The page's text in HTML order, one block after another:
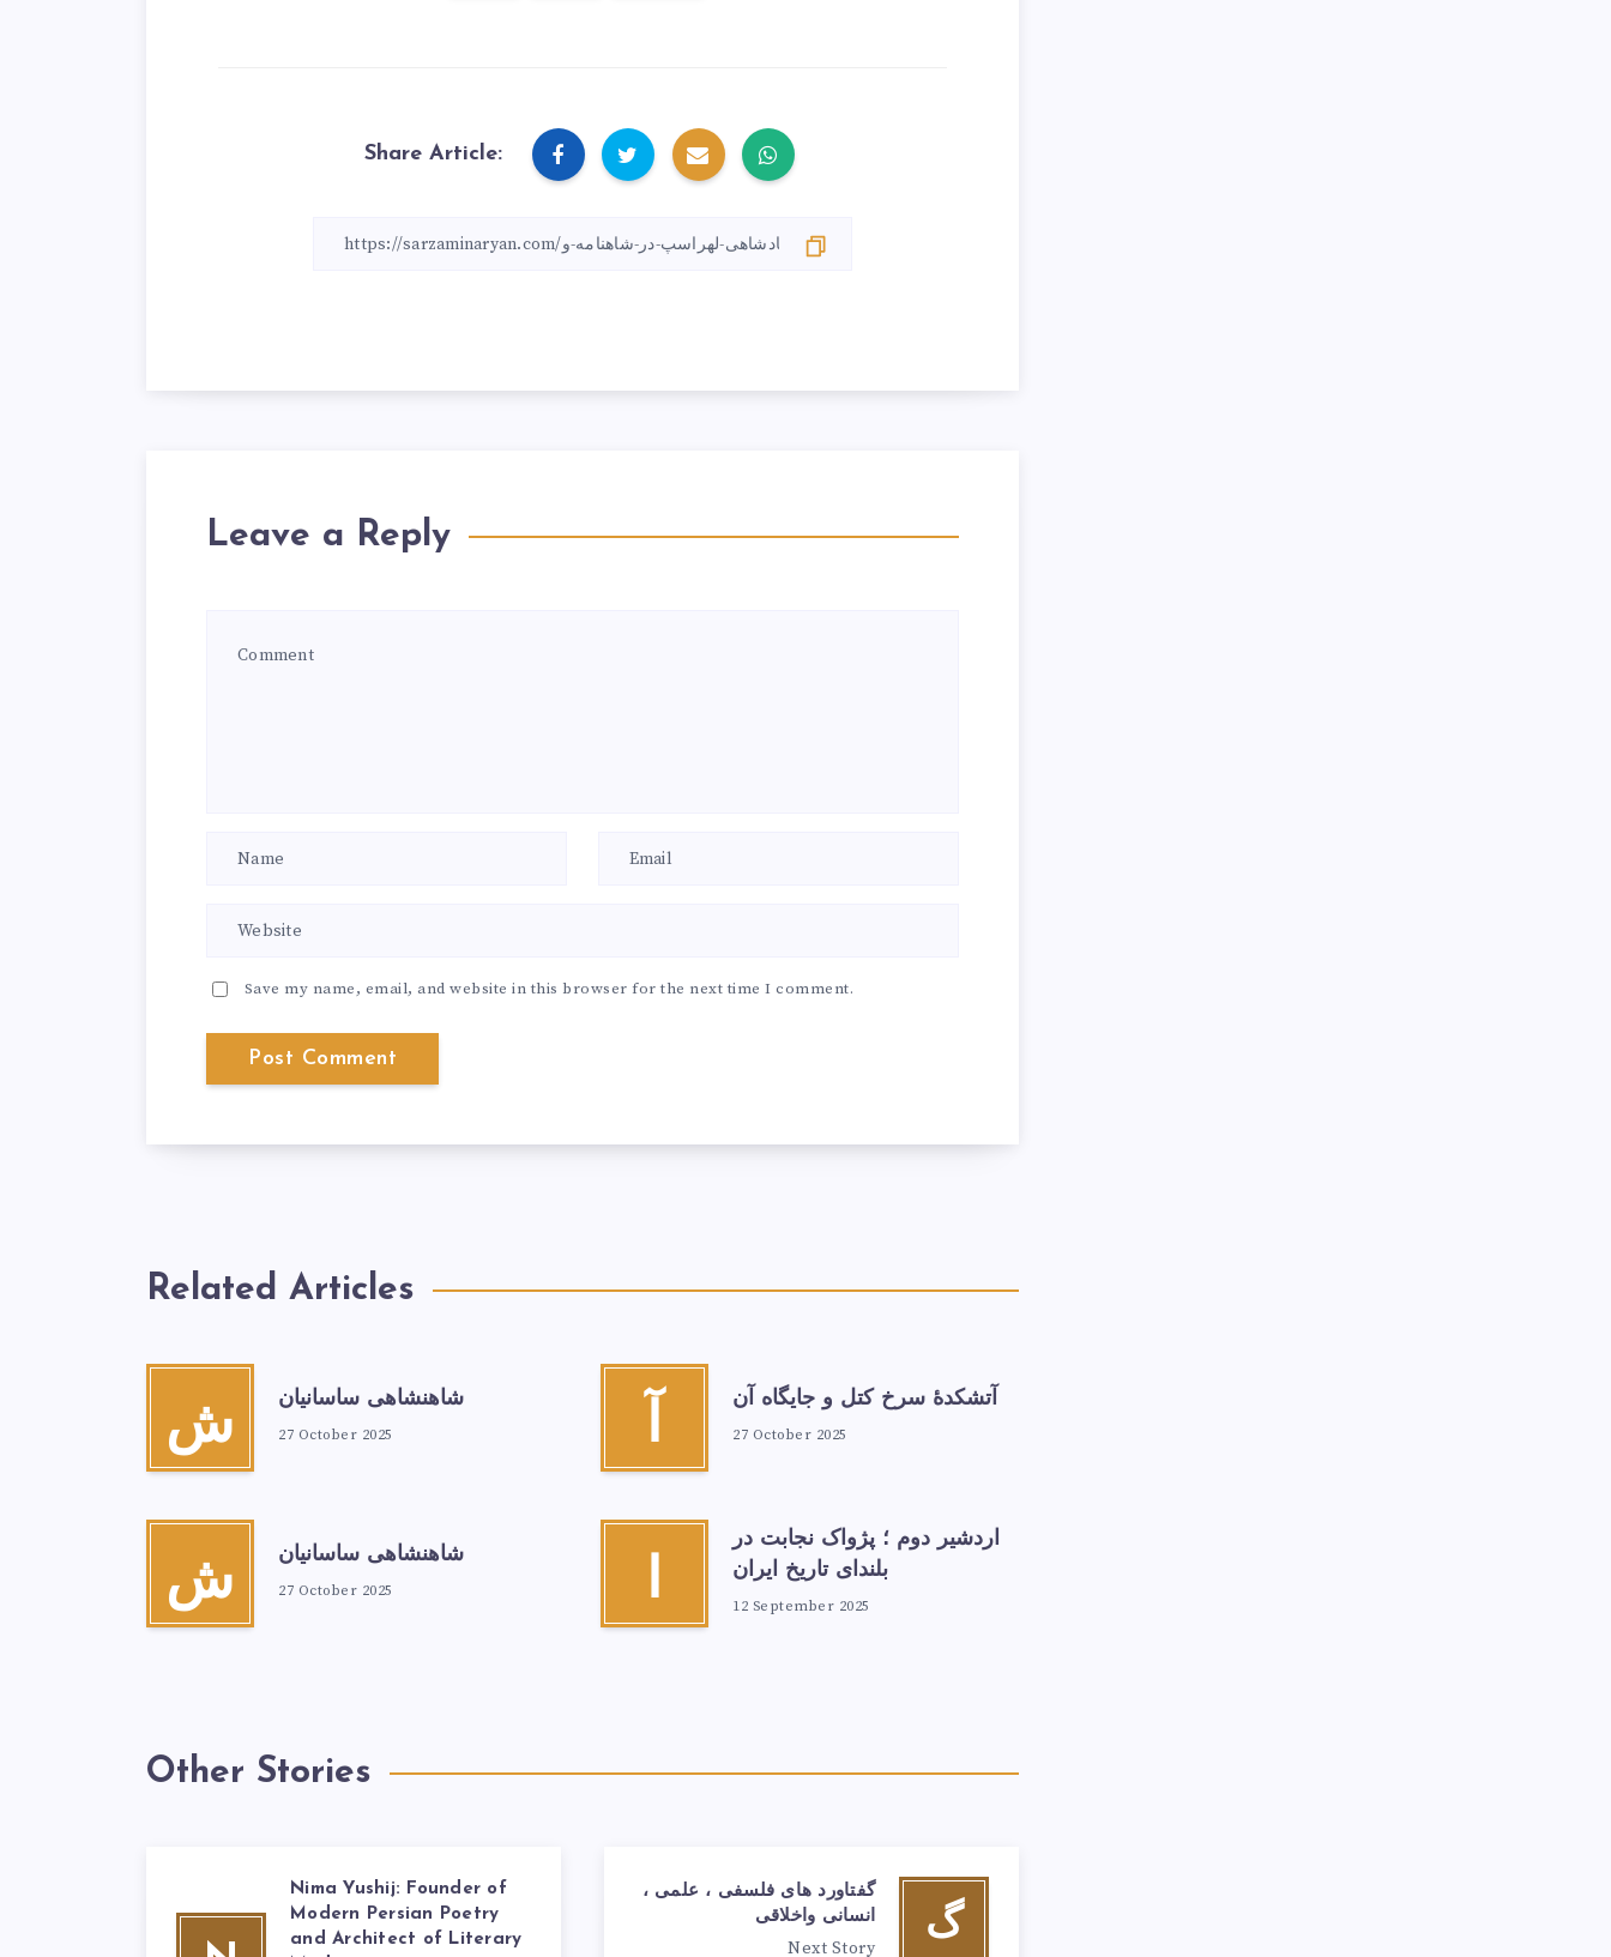
Share Article:
Leave a Reply
Save my name, email, and website in this browser for the next time I comment.
Related Articles
ش
شاهنشاهی ساسانیان
27 October 2025 آ
آتشكدهٔ سرخ‌ کتل و جایگاه آن
27 October 2025
ش
شاهنشاهی ساسانیان
27 October 2025 ا
اردشیر دوم ؛ پژواک نجابت در
بلندای تاریخ ایران
12 September 2025
Other Stories
گ
گفتاورد های فلسفی ، علمی ،
انسانی واخلاقی
Next Story
Nima Yushij: Founder of
Modern Persian Poetry
and Architect of Literary